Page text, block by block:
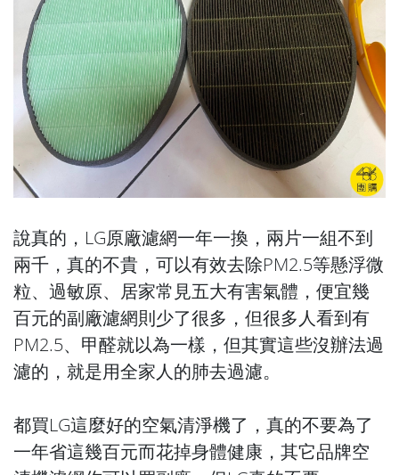
說真的，LG原廠濾網一年一換，兩片一組不到
兩千，真的不貴，可以有效去除PM2.5等懸浮微
粒、過敏原、居家常見五大有害氣體，便宜幾
百元的副廠濾網則少了很多，但很多人看到有
PM2.5、甲醛就以為一樣，但其實這些沒辦法過
濾的，就是用全家人的肺去過濾。
都買LG這麼好的空氣清淨機了，真的不要為了
一年省這幾百元而花掉身體健康，其它品牌空